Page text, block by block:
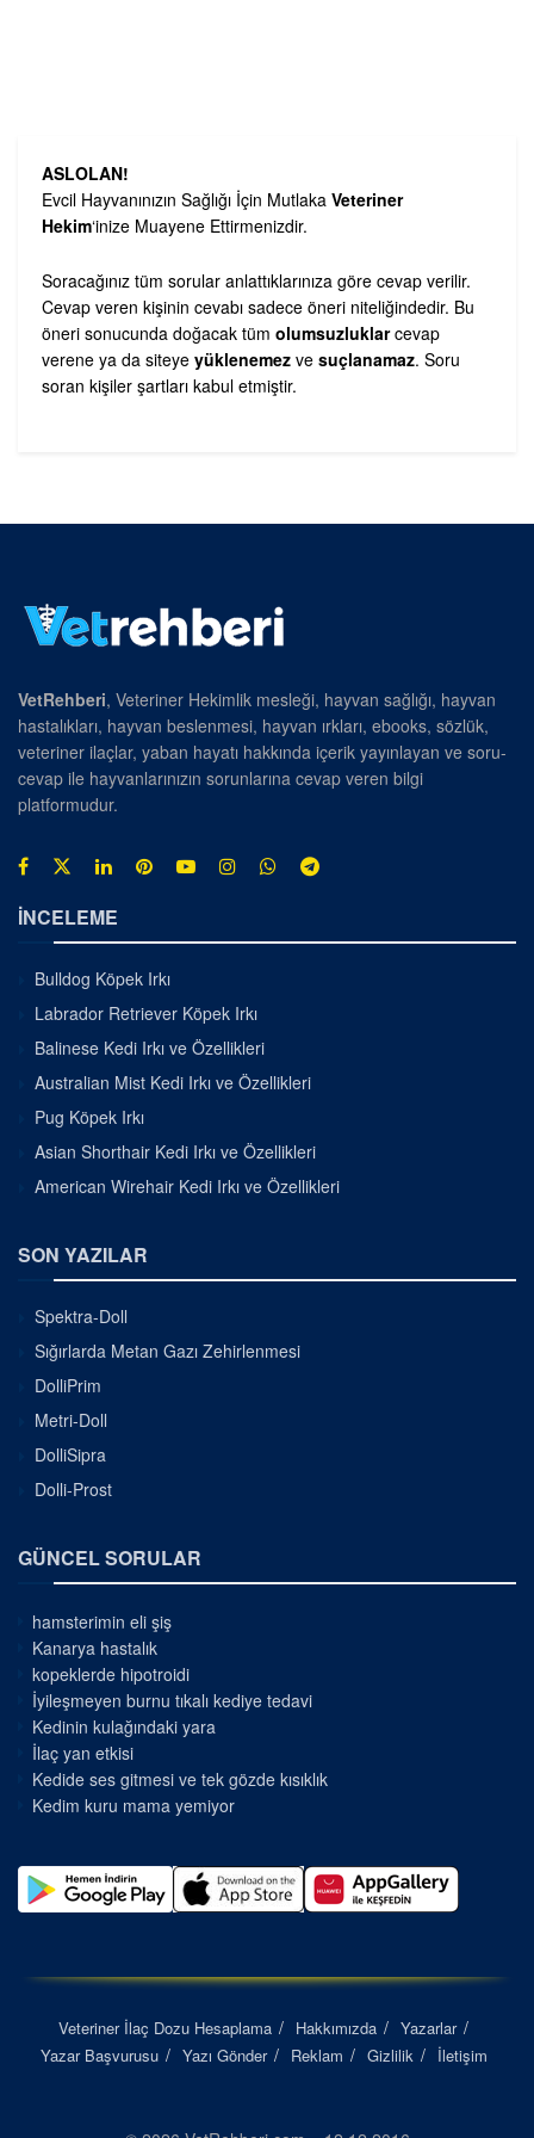
ASLOLAN!
Evcil Hayvanınızın Sağlığı İçin Mutlaka Veteriner
Hekim‘inize Muayene Ettirmenizdir.
Soracağınız tüm sorular anlattıklarınıza göre cevap verilir.
Cevap veren kişinin cevabı sadece öneri niteliğindedir. Bu
öneri sonucunda doğacak tüm olumsuzluklarcevap
verene ya da siteye yüklenemez ve suçlanamaz. Soru
soran kişiler şartları kabul etmiştir.
VetRehberi, Veteriner Hekimlik mesleği, hayvan sağlığı, hayvan
hastalıkları, hayvan beslenmesi, hayvan ırkları, ebooks, sözlük,
veteriner ilaçlar, yaban hayatı hakkında içerik yayınlayan ve soru-
cevap ile hayvanlarınızın sorunlarına cevap veren bilgi
platformudur.
İNCELEME
Bulldog Köpek Irkı
Labrador Retriever Köpek Irkı
Balinese Kedi Irkı ve Özellikleri
Australian Mist Kedi Irkı ve Özellikleri
Pug Köpek Irkı
Asian Shorthair Kedi Irkı ve Özellikleri
American Wirehair Kedi Irkı ve Özellikleri
SON YAZILAR
Spektra-Doll
Sığırlarda Metan Gazı Zehirlenmesi
DolliPrim
Metri-Doll
DolliSipra
Dolli-Prost
GÜNCEL SORULAR
hamsterimin eli şiş
Kanarya hastalık
kopeklerde hipotroidi
İyileşmeyen burnu tıkalı kediye tedavi
Kedinin kulağındaki yara
İlaç yan etkisi
Kedide ses gitmesi ve tek gözde kısıklık
Kedim kuru mama yemiyor
Veteriner İlaç Dozu Hesaplama Hakkımızda
Yazarlar
Yazar Başvurusu
Yazı Gönder Reklam Gizlilik İletişim